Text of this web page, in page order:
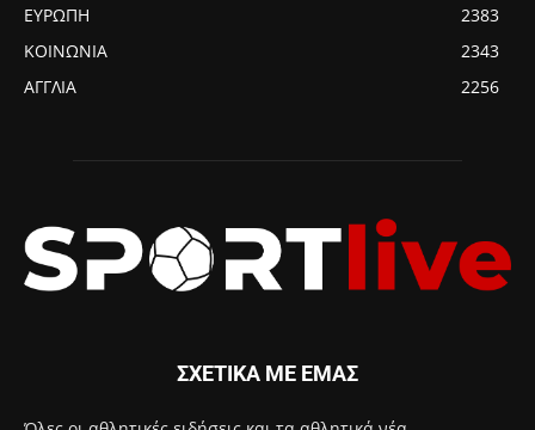
ΕΥΡΩΠΗ
2383
ΚΟΙΝΩΝΙΑ
2343
ΑΓΓΛΙΑ
2256
ΣΧΕΤΙΚΑ ΜΕ ΕΜΑΣ